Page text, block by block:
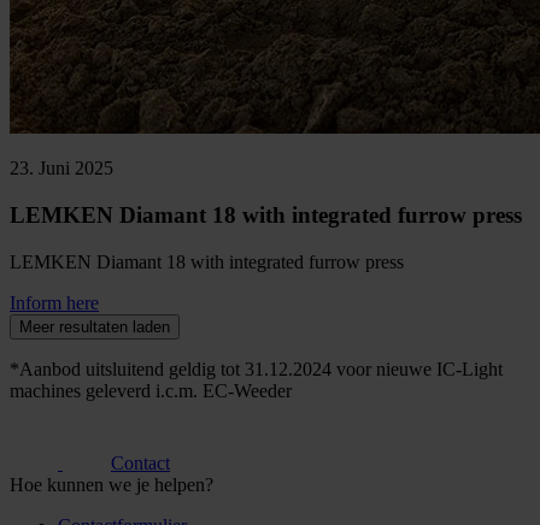
23. Juni 2025
LEMKEN Diamant 18 with integrated furrow press
LEMKEN Diamant 18 with integrated furrow press
Inform here
Meer resultaten laden
*Aanbod uitsluitend geldig tot 31.12.2024 voor nieuwe IC-Light
machines geleverd i.c.m. EC-Weeder
Contact
Hoe kunnen we je helpen?